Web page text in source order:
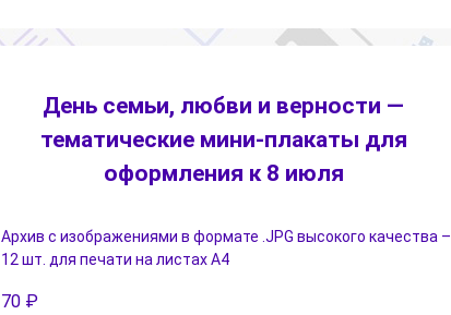
День семьи, любви и верности —
тематические мини-плакаты для
оформления к 8 июля
Архив с изображениями в формате .JPG высокого качества –
12 шт. для печати на листах А4
70 ₽